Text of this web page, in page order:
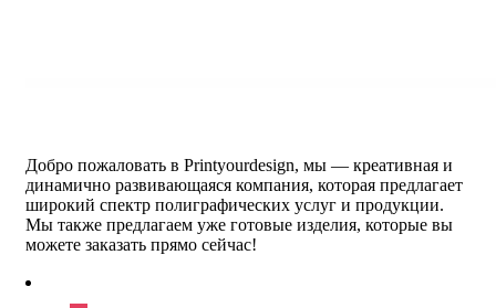
Добро пожаловать в Printyourdesign, мы — креативная и
динамично развивающаяся компания, которая предлагает
широкий спектр полиграфических услуг и продукции.
Мы также предлагаем уже готовые изделия, которые вы
можете заказать прямо сейчас!